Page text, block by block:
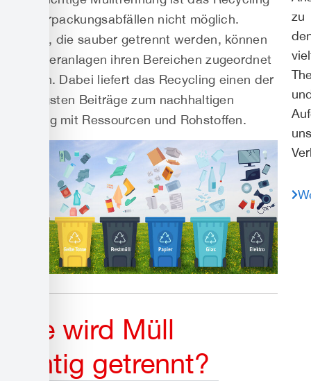
von Verpackungsabfällen nicht möglich.
Abfälle, die sauber getrennt werden, können
in Sortieranlagen ihren Bereichen zugeordnet
werden. Dabei liefert das Recycling einen der
wichtigsten Beiträge zum nachhaltigen
Umgang mit Ressourcen und Rohstoffen.
Wie wird Müll
richtig getrennt?
zu